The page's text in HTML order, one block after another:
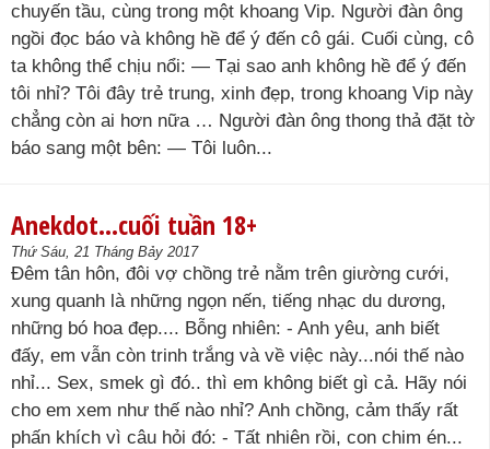
chuyến tầu, cùng trong một khoang Vip. Người đàn ông
ngồi đọc báo và không hề để ý đến cô gái. Cuối cùng, cô
ta không thể chịu nổi: — Tại sao anh không hề để ý đến
tôi nhỉ? Tôi đây trẻ trung, xinh đẹp, trong khoang Vip này
chẳng còn ai hơn nữa … Người đàn ông thong thả đặt tờ
báo sang một bên: — Tôi luôn...
Anekdot…cuối tuần 18+
Thứ Sáu, 21 Tháng Bảy 2017
Đêm tân hôn, đôi vợ chồng trẻ nằm trên giường cưới,
xung quanh là những ngọn nến, tiếng nhạc du dương,
những bó hoa đẹp.... Bỗng nhiên: - Anh yêu, anh biết
đấy, em vẫn còn trinh trắng và về việc này...nói thế nào
nhỉ... Sex, smek gì đó.. thì em không biết gì cả. Hãy nói
cho em xem như thế nào nhỉ? Anh chồng, cảm thấy rất
phấn khích vì câu hỏi đó: - Tất nhiên rồi, con chim én...